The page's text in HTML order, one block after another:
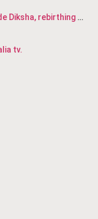
Entrevista a Vicente Saus, terapeuta de Diksha, rebirthing y masajista en Valencia
tv.